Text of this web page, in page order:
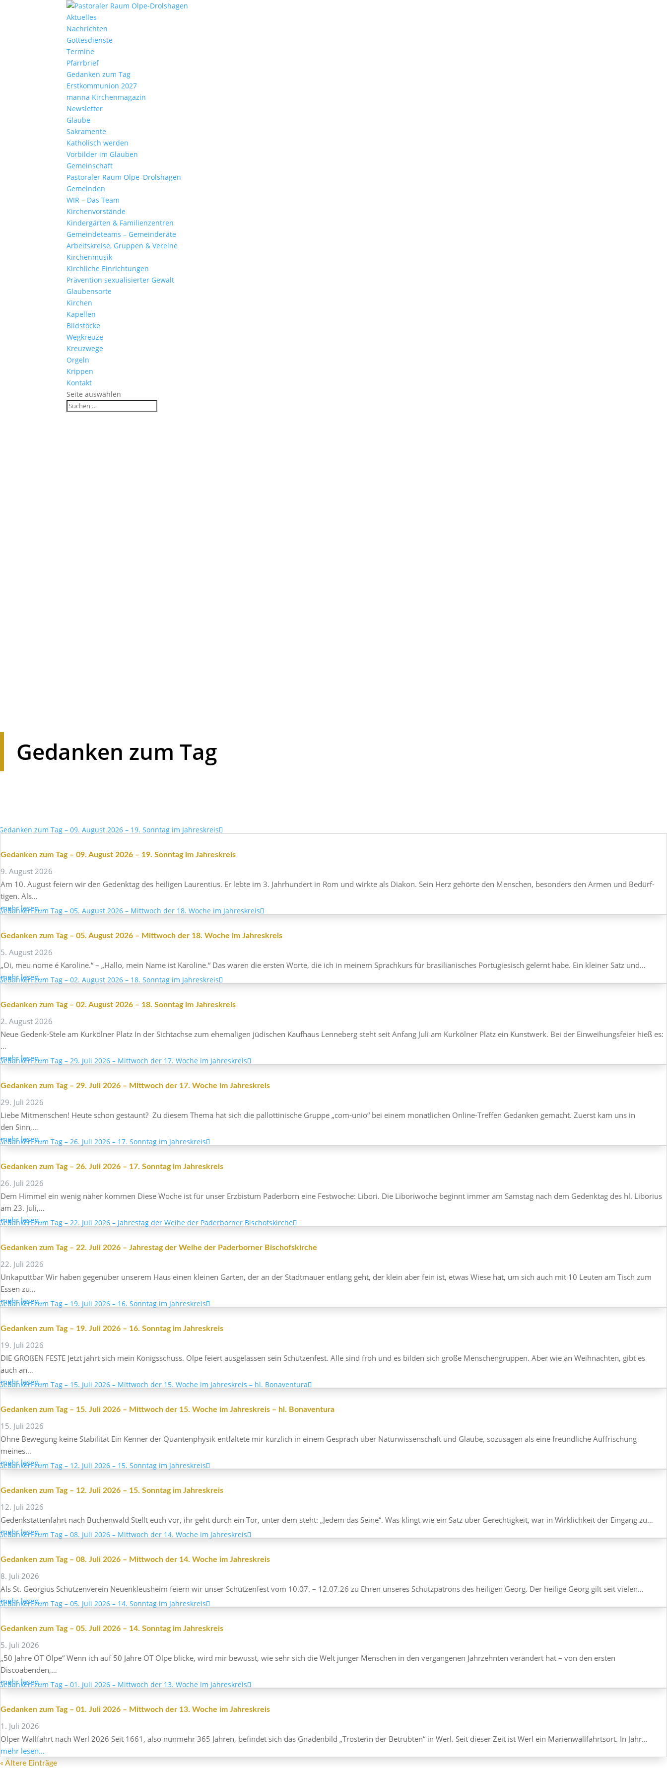
Aktu­elles
Nach­richten
Gottes­dienste
Termine
Pfarr­brief
Gedanken zum Tag
Erst­kom­mu­nion 2027
manna Kirchen­ma­gazin
News­letter
Glaube
Sakra­mente
Katho­lisch werden
Vorbilder im Glauben
Gemein­schaft
Pasto­raler Raum Olpe–Drolshagen
Gemeinden
WIR – Das Team
Kirchen­vor­stände
Kinder­gärten & Familienzentren
Gemein­de­teams – Gemeinderäte
Arbeits­kreise, Gruppen & Vereine
Kirchen­musik
Kirch­liche Einrichtungen
Präven­tion sexua­li­sierter Gewalt
Glau­ben­s­orte
Kirchen
Kapellen
Bild­stöcke
Wegkreuze
Kreuz­wege
Orgeln
Krippen
Kontakt
Seite auswählen
Gedanken zum Tag
Gedanken zum Tag – 09. August 2026 – 19. Sonntag im Jahreskreis
9. August 2026
Am 10. August feiern wir den Gedenktag des heiligen Lauren­tius. Er lebte im 3. Jahr­hun­dert in Rom und wirkte als Diakon. Sein Herz gehörte den Menschen, beson­ders den Armen und Bedürf­
tigen. Als…
mehr lesen…
Gedanken zum Tag – 05. August 2026 – Mitt­woch der 18. Woche im Jahreskreis
5. August 2026
„Oi, meu nome é Karo­line.“ – „Hallo, mein Name ist Karo­line.“ Das waren die ersten Worte, die ich in meinem Sprach­kurs für brasi­lia­ni­sches Portu­gie­sisch gelernt habe. Ein kleiner Satz und…
mehr lesen…
Gedanken zum Tag – 02. August 2026 – 18. Sonntag im Jahreskreis
2. August 2026
Neue Gedenk-Stele am Kurkölner Platz In der Sicht­achse zum ehema­ligen jüdi­schen Kauf­haus Lenne­berg steht seit Anfang Juli am Kurkölner Platz ein Kunst­werk. Bei der Einwei­hungs­feier hieß es:
…
mehr lesen…
Gedanken zum Tag – 29. Juli 2026 – Mitt­woch der 17. Woche im Jahreskreis
29. Juli 2026
Liebe Mitmen­schen! Heute schon gestaunt? Zu diesem Thema hat sich die pallot­ti­ni­sche Gruppe „com-unio“ bei einem monat­li­chen Online-Treffen Gedanken gemacht. Zuerst kam uns in
den Sinn,…
mehr lesen…
Gedanken zum Tag – 26. Juli 2026 – 17. Sonntag im Jahreskreis
26. Juli 2026
Dem Himmel ein wenig näher kommen Diese Woche ist für unser Erzbistum Pader­born eine Fest­woche: Libori. Die Libo­ri­woche beginnt immer am Samstag nach dem Gedenktag des hl. Libo­rius
am 23. Juli,…
mehr lesen…
Gedanken zum Tag – 22. Juli 2026 – Jahrestag der Weihe der Pader­borner Bischofskirche
22. Juli 2026
Unka­puttbar Wir haben gegen­über unserem Haus einen kleinen Garten, der an der Stadt­mauer entlang geht, der klein aber fein ist, etwas Wiese hat, um sich auch mit 10 Leuten am Tisch zum
Essen zu…
mehr lesen…
Gedanken zum Tag – 19. Juli 2026 – 16. Sonntag im Jahreskreis
19. Juli 2026
DIE GROßEN FESTE Jetzt jährt sich mein Königs­schuss. Olpe feiert ausge­lassen sein Schüt­zen­fest. Alle sind froh und es bilden sich große Menschen­gruppen. Aber wie an Weih­nachten, gibt es
auch an…
mehr lesen…
Gedanken zum Tag – 15. Juli 2026 – Mitt­woch der 15. Woche im Jahres­kreis – hl. Bonaventura
15. Juli 2026
Ohne Bewe­gung keine Stabi­lität Ein Kenner der Quan­ten­physik entfal­tete mir kürz­lich in einem Gespräch über Natur­wis­sen­schaft und Glaube, sozu­sagen als eine freund­liche Auffri­schung
meines…
mehr lesen…
Gedanken zum Tag – 12. Juli 2026 – 15. Sonntag im Jahreskreis
12. Juli 2026
Gedenk­stät­ten­fahrt nach Buchen­wald Stellt euch vor, ihr geht durch ein Tor, unter dem steht: „Jedem das Seine“. Was klingt wie ein Satz über Gerech­tig­keit, war in Wirk­lich­keit der Eingang zu…
mehr lesen…
Gedanken zum Tag – 08. Juli 2026 – Mitt­woch der 14. Woche im Jahreskreis
8. Juli 2026
Als St. Geor­gius Schüt­zen­verein Neuenkle­us­heim feiern wir unser Schüt­zen­fest vom 10.07. – 12.07.26 zu Ehren unseres Schutz­pa­trons des heiligen Georg. Der heilige Georg gilt seit vielen…
mehr lesen…
Gedanken zum Tag – 05. Juli 2026 – 14. Sonntag im Jahreskreis
5. Juli 2026
„50 Jahre OT Olpe“ Wenn ich auf 50 Jahre OT Olpe blicke, wird mir bewusst, wie sehr sich die Welt junger Menschen in den vergan­genen Jahr­zehnten verän­dert hat – von den ersten
Discoabenden,…
mehr lesen…
Gedanken zum Tag – 01. Juli 2026 – Mitt­woch der 13. Woche im Jahreskreis
1. Juli 2026
Olper Wall­fahrt nach Werl 2026 Seit 1661, also nunmehr 365 Jahren, befindet sich das Gnaden­bild „Trös­terin der Betrübten“ in Werl. Seit dieser Zeit ist Werl ein Mari­en­wall­fahrtsort. In Jahr…
mehr lesen…
« Ältere Einträge